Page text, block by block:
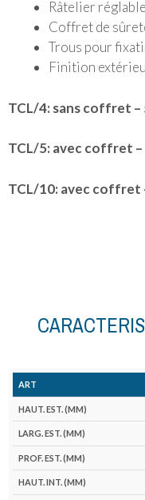
Râtelier
Coffret de
Trous pour
Finition
TCL/4: sans coffret –
TCL/5: avec coffret –
TCL/10: avec coffret
(mm)
(mm)